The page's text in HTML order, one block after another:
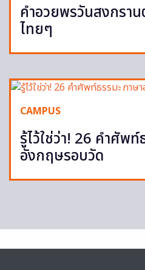
คำอวยพรวันสงกรา
ไทยๆ
CAMPUS
รู้ไว้ใช่ว่า! 26 คำศัพท์
อังกฤษรอบวัด